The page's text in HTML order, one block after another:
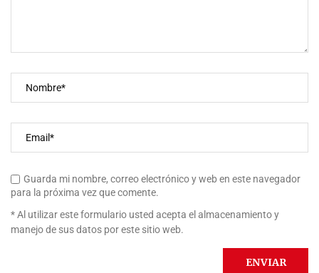
Guarda mi nombre, correo electrónico y web en este navegador
para la próxima vez que comente.
* Al utilizar este formulario usted acepta el almacenamiento y
manejo de sus datos por este sitio web.